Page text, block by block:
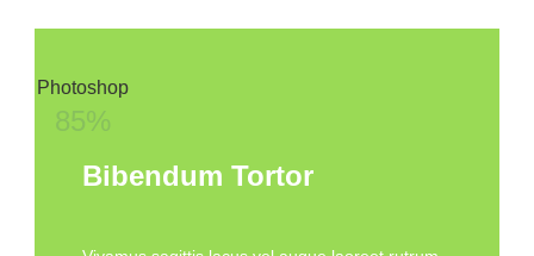
Photoshop
85%
Bibendum Tortor